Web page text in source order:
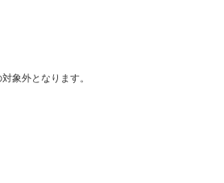
象外となります。